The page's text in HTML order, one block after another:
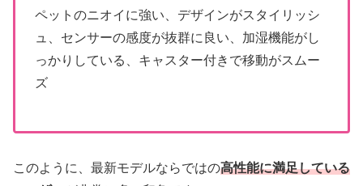
ペットのニオイに強い、デザインがスタイリッシ
ュ、センサーの感度が抜群に良い、加湿機能がし
っかりしている、キャスター付きで移動がスムー
ズ
このように、最新モデルならではの高性能に満足している